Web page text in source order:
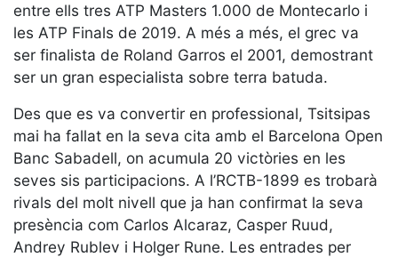
Tennis
Escola de
tennis
Palmarès
equips
Llegendes
Jugadors
professionals
Competicions
entre ells tres ATP Masters 1.000 de Montecarlo i
les ATP Finals de 2019. A més a més, el grec va
ser finalista de Roland Garros el 2001, demostrant
ser un gran especialista sobre terra batuda.
Des que es va convertir en professional, Tsitsipas
mai ha fallat en la seva cita amb el Barcelona Open
Banc Sabadell, on acumula 20 victòries en les
seves sis participacions. A l’RCTB-1899 es trobarà
rivals del molt nivell que ja han confirmat la seva
presència com Carlos Alcaraz, Casper Ruud,
Andrey Rublev i Holger Rune. Les entrades per